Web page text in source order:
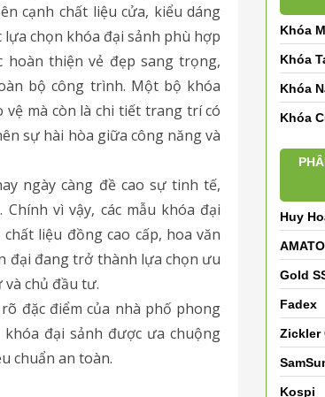
cạnh chất liệu cửa, kiểu dáng
chọn khóa đại sảnh phù hợp
thiện vẻ đẹp sang trọng,
bộ công trình. Một bộ khóa
mà còn là chi tiết trang trí có
sự hài hòa giữa công năng và
ngày càng đề cao sự tinh tế,
vì vậy, các mẫu khóa đại
liệu đồng cao cấp, hoa văn
đại đang trở thành lựa chọn ưu
chủ đầu tư.
đặc điểm của nhà phố phong
đại sảnh được ưa chuộng
chuẩn an toàn.
Khóa
Khóa
Khóa
Khóa
Huy
Gold
Fadex
Zickler
Kospi